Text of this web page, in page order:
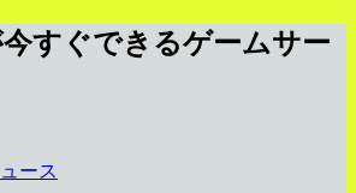
すぐできるゲームサー
ース